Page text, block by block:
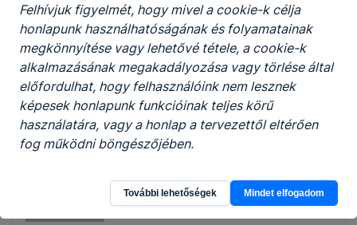
Dikó Ferencné
takarító
-
Dikó Krisztina
-
Felhívjuk figyelmét, hogy mivel a cookie-k célja
honlapunk használhatóságának és folyamatainak
megkönnyítése vagy lehetővé tétele, a cookie-k
alkalmazásának megakadályozása vagy törlése által
előfordulhat, hogy felhasználóink nem lesznek
képesek honlapunk funkcióinak teljes körű
használatára, vagy a honlap a tervezettől eltérően
fog működni böngészőjében.
További lehetőségek Mindet elfogadom